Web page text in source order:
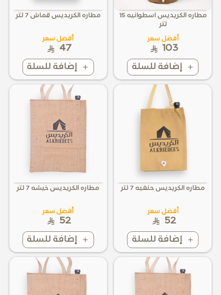
إضافة للسلة
مطاره الكريديس اسطوانيه 15
لتر
أفضل سعر
103
إضافة للسلة
مطاره الكريديس قماش 7 لتر
أفضل سعر
47
إضافة للسلة
مطاره الكريديس حنفيه 7 لتر
أفضل سعر
52
إضافة للسلة
مطاره الكريديس خيشه 7 لتر
أفضل سعر
52